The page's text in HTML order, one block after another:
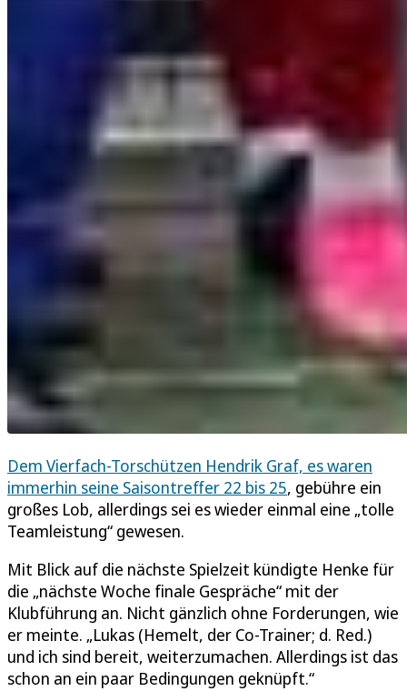
Dem Vierfach-Torschützen Hendrik Graf, es waren
immerhin seine Saisontreffer 22 bis 25, gebühre ein
großes Lob, allerdings sei es wieder einmal eine „tolle
Teamleistung“ gewesen.
Mit Blick auf die nächste Spielzeit kündigte Henke für
die „nächste Woche finale Gespräche“ mit der
Klubführung an. Nicht gänzlich ohne Forderungen, wie
er meinte. „Lukas (Hemelt, der Co-Trainer; d. Red.)
und ich sind bereit, weiterzumachen. Allerdings ist das
schon an ein paar Bedingungen geknüpft.“